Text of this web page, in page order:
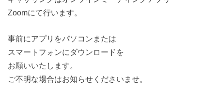
Zoomにて行います。
事前にアプリをパソコンまたは
スマートフォンにダウンロードを
お願いいたします。
ご不明な場合はお知らせくださいませ。